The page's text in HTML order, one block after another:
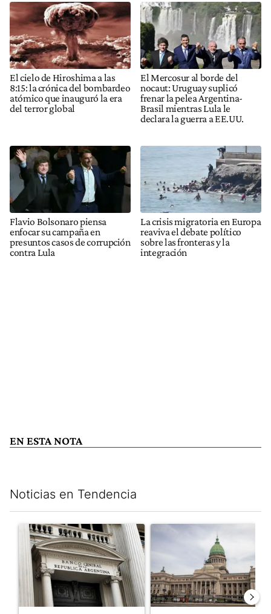
El cielo de Hiroshima a las
8:15: la crónica del bombardeo
atómico que inauguró la era
del terror global
El Mercosur al borde del
nocaut: Uruguay suplicó
frenar la pelea Argentina-
Brasil mientras Lula le
declara la guerra a EE.UU.
Flavio Bolsonaro piensa
enfocar su campaña en
presuntos casos de corrupción
contra Lula
La crisis migratoria en Europa
reaviva el debate político
sobre las fronteras y la
integración
EN ESTA NOTA
Noticias en Tendencia
Un artículo de tendencia con el título "Las reservas del Banco
Un artículo de tendencia